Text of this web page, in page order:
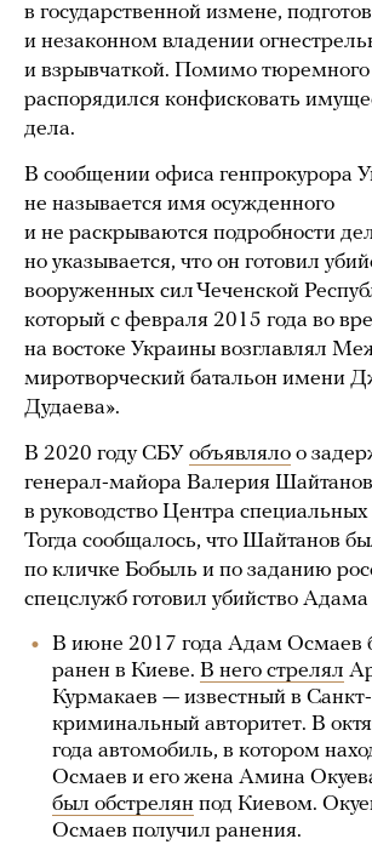
в государственной измене,
и незаконном владении
и взрывчаткой. Помимо тюремного
распорядился конфисковать
дела.
В сообщении офиса генпрокурора
не называется имя осужденного
и не раскрываются подробности
но указывается, что он готовил
вооруженных сил Чеченской
который с февраля 2015 года во
на востоке Украины возглавлял
миротворческий батальон имени
Дудаева».
В 2020 году СБУ объявляло о
генерал-майора Валерия
в руководство Центра
Тогда сообщалось, что Шайтанов
по кличке Бобыль и по заданию
спецслужб готовил убийство
В июне 2017 года Адам Осмаев
ранен в Киеве. В него стрелял
Курмакаев — известный в
криминальный авторитет. В
года автомобиль, в котором
Осмаев и его жена Амина
был обстрелян под Киевом.
Осмаев получил ранения.